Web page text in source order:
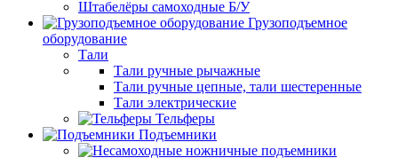
Штабелёры самоходные Б/У
Грузоподъемное
оборудование
Тали
Тали ручные рычажные
Тали ручные цепные, тали шестеренные
Тали электрические
Тельферы
Подъемники